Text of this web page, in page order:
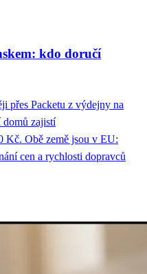
kdo doručí
přes Packetu z výdejny na
zajistí
Kč. Obě země jsou v EU:
cen a rychlosti dopravců